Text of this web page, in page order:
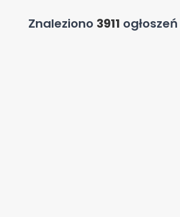
Znaleziono 3911 ogłoszeń